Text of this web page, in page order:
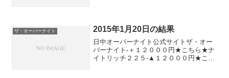
６，００...
ザ・オーバーナイト 2015年1月20日の結果
日中オーバーナイト公式サイトザ・オー
バーナイト-＋１２０００円★こちら★ナ
イトリッチ２２５-▲１２０００円★こち